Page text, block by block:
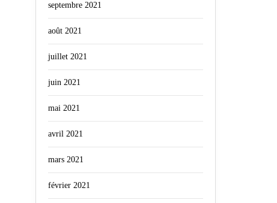
septembre 2021
août 2021
juillet 2021
juin 2021
mai 2021
avril 2021
mars 2021
février 2021